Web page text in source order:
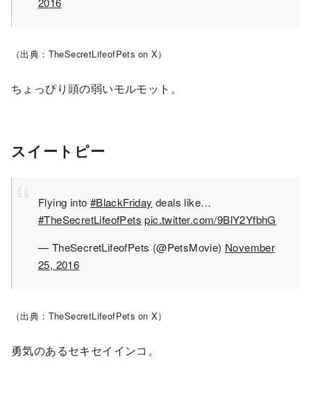
（出典：TheSecretLifeofPets on X）
ちょっぴり頭の弱いモルモット。
スイートピー
Flying into #BlackFriday deals like…
#TheSecretLifeofPets pic.twitter.com/9BlY2YfbhG
— TheSecretLifeofPets (@PetsMovie) November
25, 2016
（出典：TheSecretLifeofPets on X）
勇気のあるセキセイインコ。